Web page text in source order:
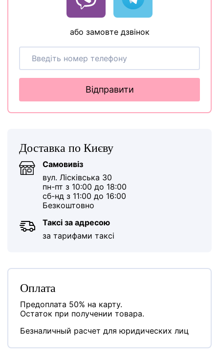
або замовте дзвінок
Відправити
Доставка по Києву
Самовивіз
вул. Лісківська 30
пн-пт з 10:00 до 18:00
сб-нд з 11:00 до 16:00
Безкоштовно
Таксі за адресою
за тарифами таксі
Оплата
Предоплата 50% на карту.
Остаток при получении товара.
Безналичный расчет для юридических лиц